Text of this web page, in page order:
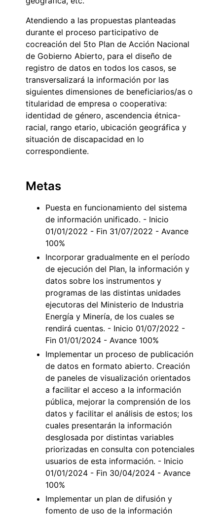
Atendiendo a las propuestas planteadas
durante el proceso participativo de
cocreación del 5to Plan de Acción Nacional
de Gobierno Abierto, para el diseño de
registro de datos en todos los casos, se
transversalizará la información por las
siguientes dimensiones de beneficiarios/as o
titularidad de empresa o cooperativa:
identidad de género, ascendencia étnica-
racial, rango etario, ubicación geográfica y
situación de discapacidad en lo
correspondiente.
Metas
Puesta en funcionamiento del sistema
de información unificado. - Inicio
01/01/2022 - Fin 31/07/2022 - Avance
100%
Incorporar gradualmente en el período
de ejecución del Plan, la información y
datos sobre los instrumentos y
programas de las distintas unidades
ejecutoras del Ministerio de Industria
Energía y Minería, de los cuales se
rendirá cuentas. - Inicio 01/07/2022 -
Fin 01/01/2024 - Avance 100%
Implementar un proceso de publicación
de datos en formato abierto. Creación
de paneles de visualización orientados
a facilitar el acceso a la información
pública, mejorar la comprensión de los
datos y facilitar el análisis de estos; los
cuales presentarán la información
desglosada por distintas variables
priorizadas en consulta con potenciales
usuarios de esta información. - Inicio
01/01/2024 - Fin 30/04/2024 - Avance
100%
Implementar un plan de difusión y
fomento de uso de la información